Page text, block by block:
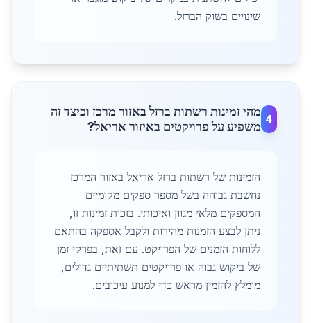
שינויים בשוק הברזל.
4
מהי זמינות רשתות ברזל באזור מרכז וכיצד זה
משפיע על פרויקטים באיזור אריאל?
הזמינות של רשתות ברזל אריאל באזור המרכז
נחשבת גבוהה בשל מספר ספקים מקומיים
המספקים מלאי מגוון ואיכותי. בזכות זמינות זו,
ניתן לבצע הזמנות מהירות ולקבל אספקה בהתאם
ללוחות הזמנים של הפרויקט. עם זאת, בפרקי זמן
של ביקוש גבוה או פרויקטים תשתיתיים גדולים,
מומלץ להזמין מראש כדי למנוע עיכובים.